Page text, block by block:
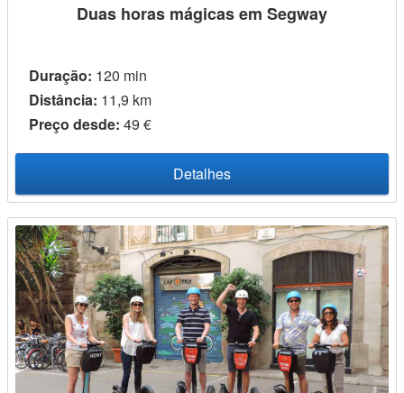
Duas horas mágicas em Segway
Duração: 120 min
Distância: 11,9 km
Preço desde: 49 €
Detalhes